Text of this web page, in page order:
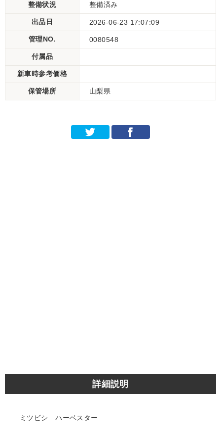
整備状況 整備済み
出品日 2026-06-23 17:07:09
管理NO. 0080548
付属品
新車時参考価格
保管場所 山梨県
詳細説明
ミツビシ ハーベスター